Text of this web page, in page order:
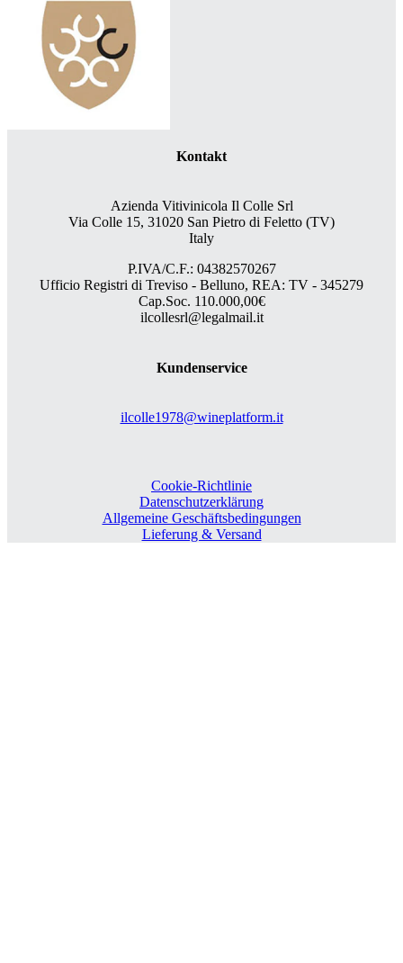
Kontakt
Azienda Vitivinicola Il Colle Srl
Via Colle 15, 31020 San Pietro di Feletto (TV)
Italy
P.IVA/C.F.: 04382570267
Ufficio Registri di Treviso - Belluno, REA: TV - 345279
Cap.Soc. 110.000,00€
ilcollesrl@legalmail.it
Kundenservice
ilcolle1978@wineplatform.it
Cookie-Richtlinie
Datenschutzerklärung
Allgemeine Geschäftsbedingungen
Lieferung & Versand